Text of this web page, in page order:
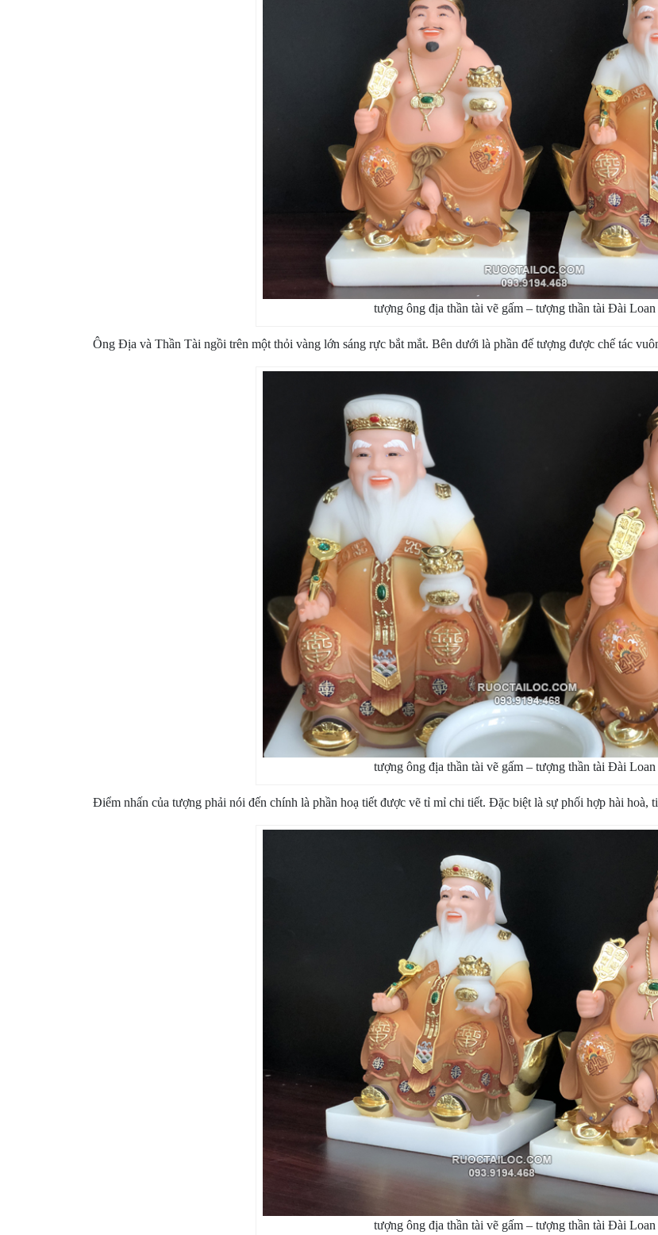
tượng ông địa thần tài vẽ gấm – tượng thần tài Đài Loan
Ông Địa và Thần Tài ngồi trên một thỏi vàng lớn sáng rực bắt mắt. Bên dưới là phần đế tượng được chế tác
tượng ông địa thần tài vẽ gấm – tượng thần tài Đài Loan
Điểm nhấn của tượng phải nói đến chính là phần hoạ tiết được vẽ tỉ mỉ chi tiết. Đặc biệt là sự phối hợp hài hoà,
tượng ông địa thần tài vẽ gấm – tượng thần tài Đài Loan